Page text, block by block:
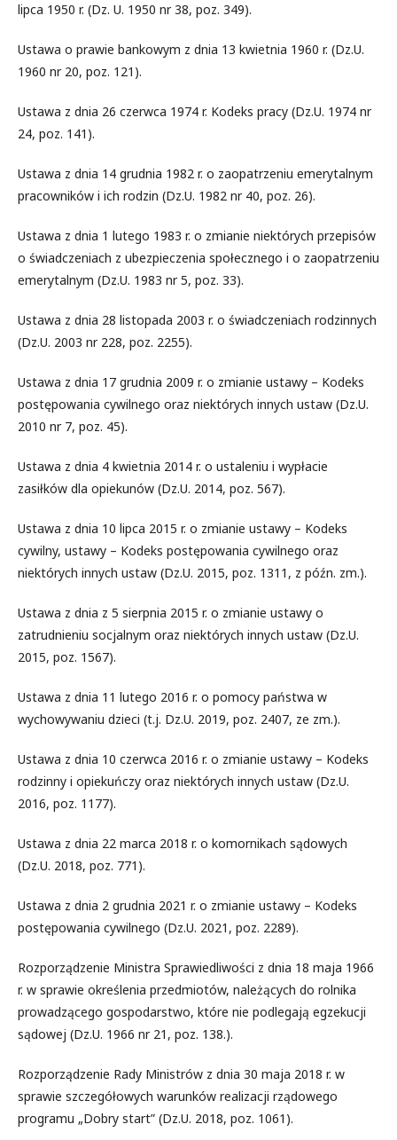
lipca 1950 r. (Dz. U. 1950 nr 38, poz. 349).
Ustawa o prawie bankowym z dnia 13 kwietnia 1960 r. (Dz.U.
1960 nr 20, poz. 121).
Ustawa z dnia 26 czerwca 1974 r. Kodeks pracy (Dz.U. 1974 nr
24, poz. 141).
Ustawa z dnia 14 grudnia 1982 r. o zaopatrzeniu emerytalnym
pracowników i ich rodzin (Dz.U. 1982 nr 40, poz. 26).
Ustawa z dnia 1 lutego 1983 r. o zmianie niektórych przepisów
o świadczeniach z ubezpieczenia społecznego i o zaopatrzeniu
emerytalnym (Dz.U. 1983 nr 5, poz. 33).
Ustawa z dnia 28 listopada 2003 r. o świadczeniach rodzinnych
(Dz.U. 2003 nr 228, poz. 2255).
Ustawa z dnia 17 grudnia 2009 r. o zmianie ustawy – Kodeks
postępowania cywilnego oraz niektórych innych ustaw (Dz.U.
2010 nr 7, poz. 45).
Ustawa z dnia 4 kwietnia 2014 r. o ustaleniu i wypłacie
zasiłków dla opiekunów (Dz.U. 2014, poz. 567).
Ustawa z dnia 10 lipca 2015 r. o zmianie ustawy – Kodeks
cywilny, ustawy – Kodeks postępowania cywilnego oraz
niektórych innych ustaw (Dz.U. 2015, poz. 1311, z późn. zm.).
Ustawa z dnia z 5 sierpnia 2015 r. o zmianie ustawy o
zatrudnieniu socjalnym oraz niektórych innych ustaw (Dz.U.
2015, poz. 1567).
Ustawa z dnia 11 lutego 2016 r. o pomocy państwa w
wychowywaniu dzieci (t.j. Dz.U. 2019, poz. 2407, ze zm.).
Ustawa z dnia 10 czerwca 2016 r. o zmianie ustawy – Kodeks
rodzinny i opiekuńczy oraz niektórych innych ustaw (Dz.U.
2016, poz. 1177).
Ustawa z dnia 22 marca 2018 r. o komornikach sądowych
(Dz.U. 2018, poz. 771).
Ustawa z dnia 2 grudnia 2021 r. o zmianie ustawy – Kodeks
postępowania cywilnego (Dz.U. 2021, poz. 2289).
Rozporządzenie Ministra Sprawiedliwości z dnia 18 maja 1966
r. w sprawie określenia przedmiotów, należących do rolnika
prowadzącego gospodarstwo, które nie podlegają egzekucji
sądowej (Dz.U. 1966 nr 21, poz. 138.).
Rozporządzenie Rady Ministrów z dnia 30 maja 2018 r. w
sprawie szczegółowych warunków realizacji rządowego
programu „Dobry start” (Dz.U. 2018, poz. 1061).